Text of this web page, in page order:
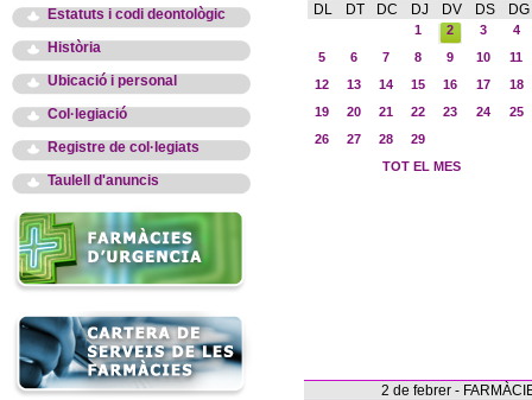
Estatuts i codi deontològic
Història
Ubicació i personal
Col·legiació
Registre de col·legiats
Taulell d'anuncis
DL DT DC DJ DV DS DG
1 2 3
4
5
6 7 8 9 10
11
12
13 14 15 16 17
18
19
20 21 22 23 24
25
26
27 28
29
TOT EL MES
2 de febrer -